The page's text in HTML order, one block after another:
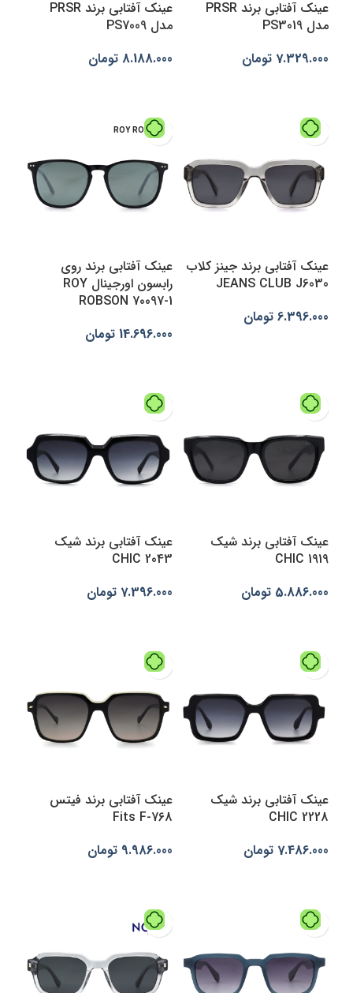
عینک آفتابی برند PRSR
مدل PS3019
7.329.000 تومان
عینک آفتابی برند PRSR
مدل PS7009
8.188.000 تومان
عینک آفتابی برند جینز کلاب
JEANS CLUB J6030
6.396.000 تومان
ROY ROBSON
عینک آفتابی برند روی
رابسون اورجینال ROY
ROBSON 70097-1
14.696.000 تومان
عینک آفتابی برند شیک
CHIC 1919
5.886.000 تومان
عینک آفتابی برند شیک
CHIC 2043
7.396.000 تومان
عینک آفتابی برند شیک
CHIC 2228
7.486.000 تومان
عینک آفتابی برند فیتس
Fits F-768
9.986.000 تومان